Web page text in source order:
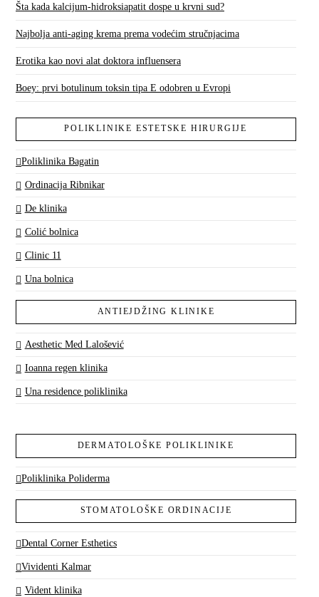
Šta kada kalcijum-hidroksiapatit dospe u krvni sud?
Najbolja anti-aging krema prema vodećim stručnjacima
Erotika kao novi alat doktora influensera
Boey: prvi botulinum toksin tipa E odobren u Evropi
POLIKLINIKE ESTETSKE HIRURGIJE
Poliklinika Bagatin
Ordinacija Ribnikar
De klinika
Colić bolnica
Clinic 11
Una bolnica
ANTIEJDŽING KLINIKE
Aesthetic Med Lalošević
Ioanna regen klinika
Una residence poliklinika
DERMATOLOŠKE POLIKLINIKE
Poliklinika Poliderma
STOMATOLOŠKE ORDINACIJE
Dental Corner Esthetics
Vividenti Kalmar
Vident klinika